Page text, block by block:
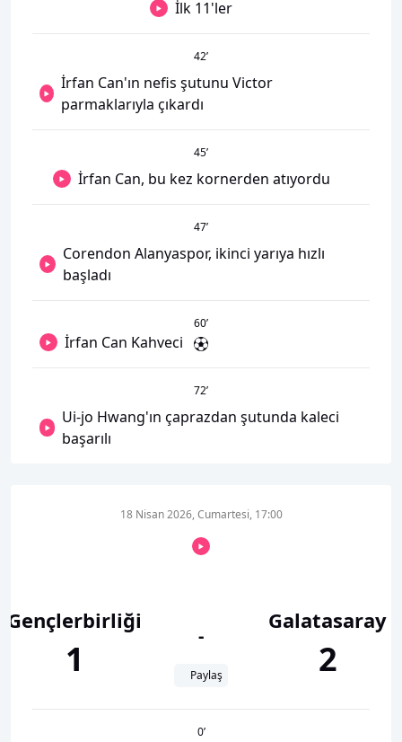
İlk 11'ler
42’
İrfan Can'ın nefis şutunu Victor
parmaklarıyla çıkardı
45’
İrfan Can, bu kez kornerden atıyordu
47’
Corendon Alanyaspor, ikinci yarıya hızlı
başladı
60’
İrfan Can Kahveci
72’
Ui-jo Hwang'ın çaprazdan şutunda kaleci
başarılı
Gençlerbirliği
1
18 Nisan 2026, Cumartesi, 17:00
-
Paylaş
Galatasaray
2
0’